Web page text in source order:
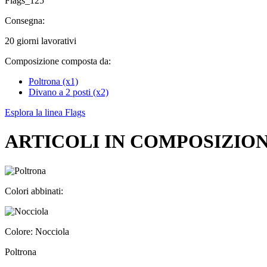
Consegna:
20 giorni lavorativi
Composizione composta da:
Poltrona (x1)
Divano a 2 posti (x2)
Esplora la linea Flags
ARTICOLI IN
Colori abbinati:
Colore: Nocciola
Poltrona